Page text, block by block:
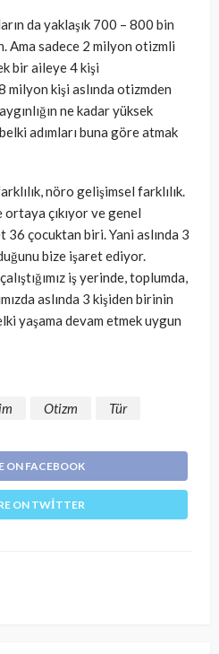
da yaklaşık 700 – 800 bin
Ama sadece 2 milyon otizmli
bir aileye 4 kişi
milyon kişi aslında otizmden
ne kadar yüksek
adımları buna göre atmak
nöro gelişimsel farklılık.
çıkıyor ve genel
çocuktan biri. Yani aslında 3
bize işaret ediyor.
iş yerinde, toplumda,
aslında 3 kişiden birinin
yaşama devam etmek uygun
Otizm Tür
ON FACEBOOK
ON TWITTER